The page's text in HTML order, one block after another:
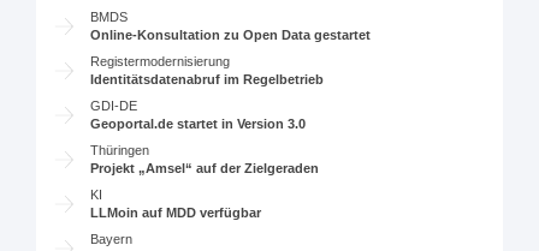
BMDS
Online-Konsultation zu Open Data gestartet
Registermodernisierung
Identitätsdatenabruf im Regelbetrieb
GDI-DE
Geoportal.de startet in Version 3.0
Thüringen
Projekt „Amsel“ auf der Zielgeraden
KI
LLMoin auf MDD verfügbar
Bayern